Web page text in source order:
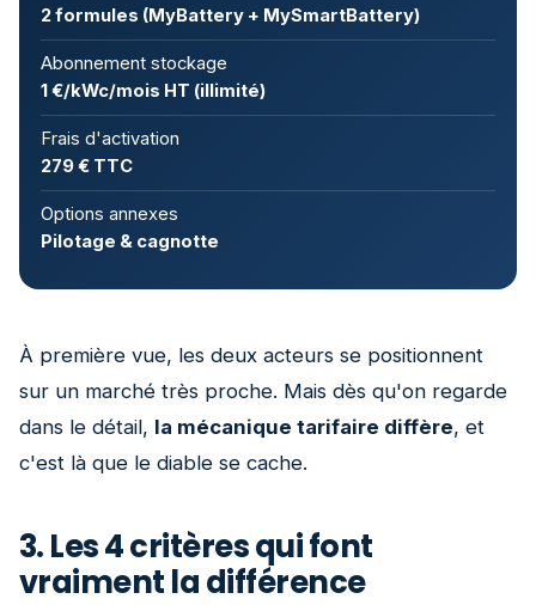
2 formules (MyBattery + MySmartBattery)
Abonnement stockage
1 €/kWc/mois HT (illimité)
Frais d'activation
279 € TTC
Options annexes
Pilotage & cagnotte
À première vue, les deux acteurs se positionnent
sur un marché très proche. Mais dès qu'on regarde
dans le détail, la mécanique tarifaire diffère, et
c'est là que le diable se cache.
3. Les 4 critères qui font
vraiment la différence